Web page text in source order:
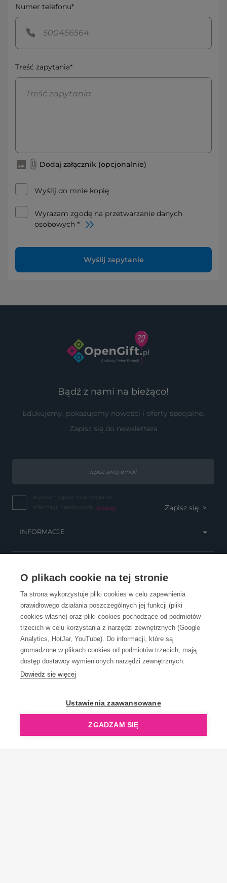
O plikach cookie na tej stronie
Ta strona wykorzystuje pliki cookies w celu zapewnienia
prawidłowego działania poszczególnych jej funkcji (pliki
cookies własne) oraz pliki cookies pochodzące od podmiotów
trzecich w celu korzystania z narzędzi zewnętrznych (Google
Analytics, HotJar, YouTube). Do informacji, które są
gromadzone w plikach cookies od podmiotów trzecich, mają
dostęp dostawcy wymienionych narzędzi zewnętrznych.
Dowiedz się więcej
Ustawienia zaawansowane
ZGADZAM SIĘ
Numer telefonu*
Treść zapytania*
Dodaj załącznik (opcjonalnie)
Wyślij do mnie kopię
Wyrażam zgodę na przetwarzanie danych
osobowych *
Wyślij zapytanie
Bądź z nami na bieżąco!
Edukujemy, pokazujemy nowości i oferty specjalne.
Zapisz się do newslettera
Wyrażam zgodę na przesyłanie
informacji handlowych... (więcej)
INFORMACJE
OBSŁUGA KLIENTA
KONTAKT
OpenGift jest częścią ReflectGroup.